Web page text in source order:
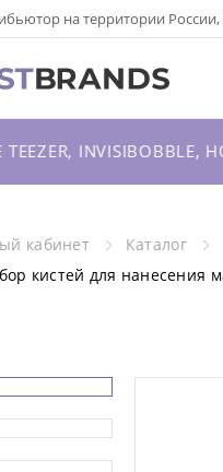
на территории
INVISIBOBBLE,
кабинет Каталог
кистей для нанесения
ПРОДАЖИ